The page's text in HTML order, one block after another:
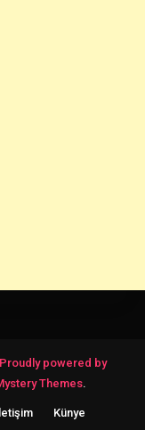
Proudly powered by
Themes.
Künye